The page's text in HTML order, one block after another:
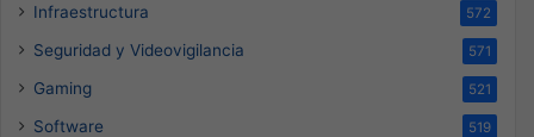
Infraestructura 572
Seguridad y Videovigilancia 571
Gaming 521
Software 519